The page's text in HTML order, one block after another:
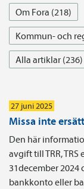
Om Fora (218)
Kommun- och
Alla artiklar (236)
27 juni 2025
Missa inte
Den här
avgift till TRR,
31december 2024
bankkonto eller